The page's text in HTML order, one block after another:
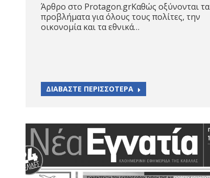
Άρθρο στο Protagon.grΚαθώς οξύνονται τα
προβλήματα για όλους τους πολίτες, την
οικονομία και τα εθνικά…
ΔΙΑΒΑΣΤΕ ΠΕΡΙΣΣΟΤΕΡΑ